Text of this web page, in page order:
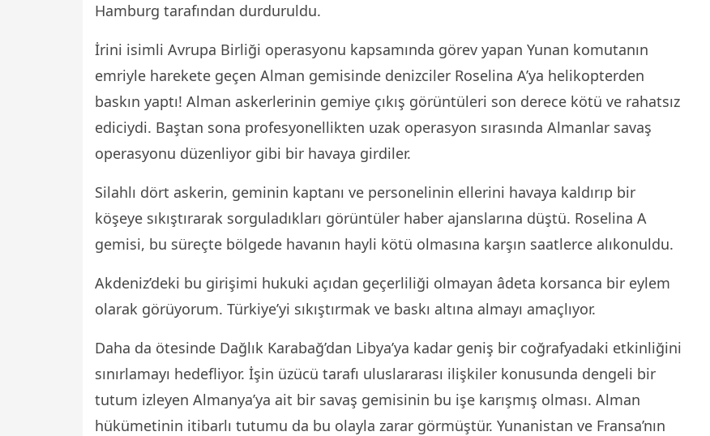
Hamburg tarafından durduruldu.
İrini isimli Avrupa Birliği operasyonu kapsamında görev yapan Yunan komutanın
emriyle harekete geçen Alman gemisinde denizciler Roselina A’ya helikopterden
baskın yaptı! Alman askerlerinin gemiye çıkış görüntüleri son derece kötü ve rahatsız
ediciydi. Baştan sona profesyonellikten uzak operasyon sırasında Almanlar savaş
operasyonu düzenliyor gibi bir havaya girdiler.
Silahlı dört askerin, geminin kaptanı ve personelinin ellerini havaya kaldırıp bir
köşeye sıkıştırarak sorguladıkları görüntüler haber ajanslarına düştü. Roselina A
gemisi, bu süreçte bölgede havanın hayli kötü olmasına karşın saatlerce alıkonuldu.
Akdeniz’deki bu girişimi hukuki açıdan geçerliliği olmayan âdeta korsanca bir eylem
olarak görüyorum. Türkiye’yi sıkıştırmak ve baskı altına almayı amaçlıyor.
Daha da ötesinde Dağlık Karabağ’dan Libya’ya kadar geniş bir coğrafyadaki etkinliğini
sınırlamayı hedefliyor. İşin üzücü tarafı uluslararası ilişkiler konusunda dengeli bir
tutum izleyen Almanya’ya ait bir savaş gemisinin bu işe karışmış olması. Alman
hükümetinin itibarlı tutumu da bu olayla zarar görmüştür. Yunanistan ve Fransa’nın